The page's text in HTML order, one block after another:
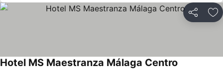
Partilhar
Hotel MS Maestranza Málaga Centro